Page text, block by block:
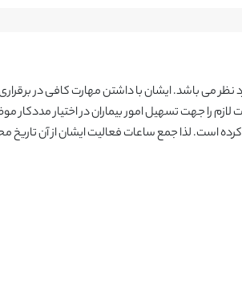
می باشد. ایشان با داشتن مهارت کافی در
لازم را جهت تسهیل امور بیماران در اختیار